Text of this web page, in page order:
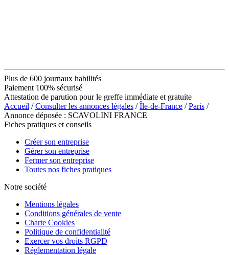
Plus de 600 journaux habilités
Paiement 100% sécurisé
Attestation de parution pour le greffe immédiate et gratuite
Accueil /Consulter les annonces légales /Île-de-France /Paris /
Annonce déposée : SCAVOLINI FRANCE
Fiches pratiques et conseils
Créer son entreprise
Gérer son entreprise
Fermer son entreprise
Toutes nos fiches pratiques
Notre société
Mentions légales
Conditions générales de vente
Charte Cookies
Politique de confidentialité
Exercer vos droits RGPD
Réglementation légale